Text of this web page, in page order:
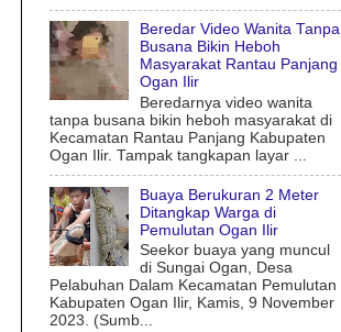
Beredar Video Wanita Tanpa
Busana Bikin Heboh
Masyarakat Rantau Panjang
Ogan Ilir
Beredarnya video wanita
tanpa busana bikin heboh masyarakat di
Kecamatan Rantau Panjang Kabupaten
Ogan Ilir. Tampak tangkapan layar ...
Buaya Berukuran 2 Meter
Ditangkap Warga di
Pemulutan Ogan Ilir
Seekor buaya yang muncul
di Sungai Ogan, Desa
Pelabuhan Dalam Kecamatan Pemulutan
Kabupaten Ogan Ilir, Kamis, 9 November
2023. (Sumb...